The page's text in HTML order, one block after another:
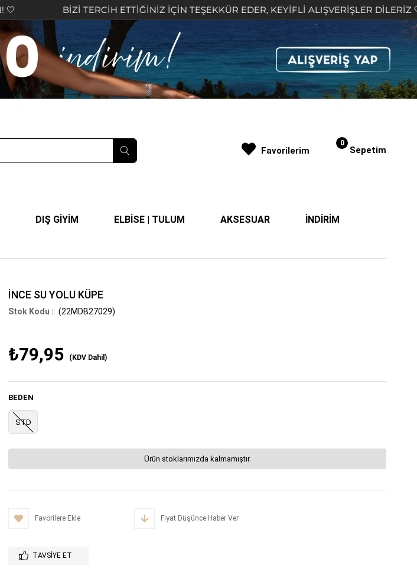
BİZİ TERCİH ETTİĞİNİZ İÇİN TEŞEKKÜR EDER, KEYİFLİ ALIŞVERİŞLER DİLERİZ 🤍
Sepetim
0
DIŞ GİYİM ELBİSE | TULUM AKSESUAR İNDİRİM
Favorilerim
İNCE SU YOLU KÜPE
(22MDB27029)
₺79,95 (KDV Dahil)
BEDEN
STD
Ürün stoklarımızda kalmamıştır.
Favorilere Ekle Fiyat Düşünce Haber Ver
TAVSIYE ET